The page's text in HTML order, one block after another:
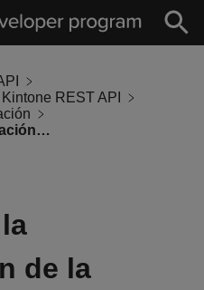
Kintone REST API
Implementar la configuración de la aplicación
de la